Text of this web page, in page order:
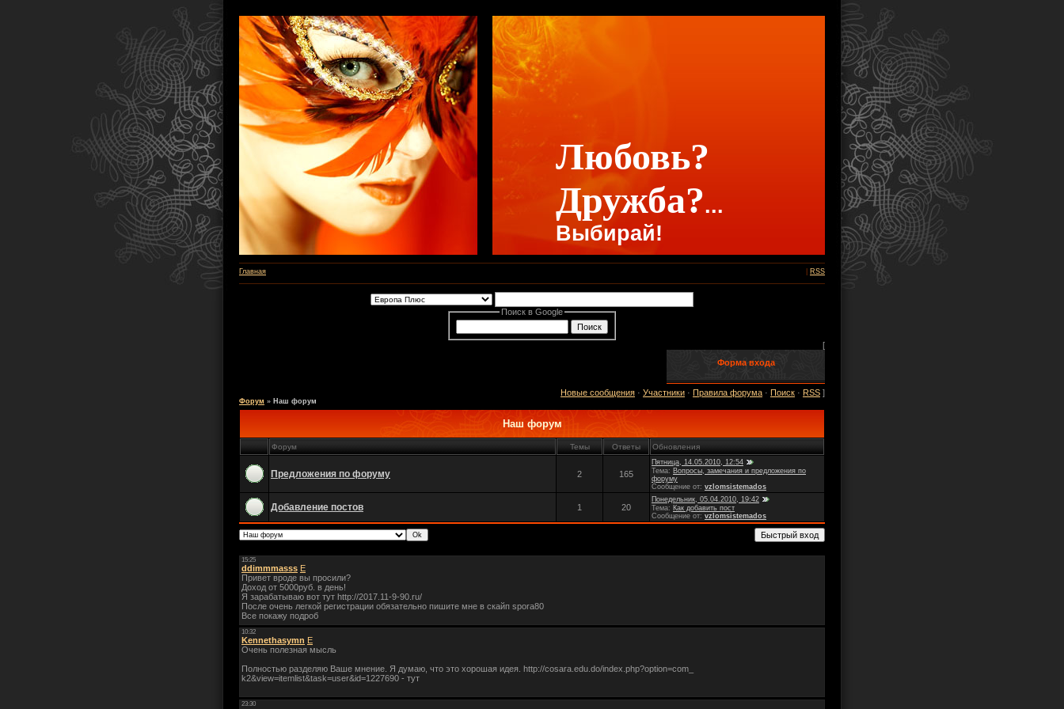
Любовь?
Дружба?...
Выбирай!
Главная RSS
Поиск в Google
[
Форма входа
Новые сообщения · Участники · Правила форума · Поиск · RSS ]
Форум » Наш форум
Наш форум
Форум Темы Ответы Обновления
Предложения по форуму 2 165
Пятница, 14.05.2010, 12:54
Тема: Вопросы, замечания и предложения по
форуму
Сообщение от: vzlomsistemados
Добавление постов 1 20
Понедельник, 05.04.2010, 19:42
Тема: Как добавить пост
Сообщение от: vzlomsistemados